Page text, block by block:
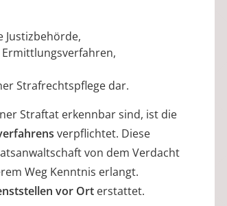
Justizbehörde,
Strafrechtspflege dar.
Straftat erkennbar sind, ist die
verpflichtet. Diese
von dem Verdacht
Weg Kenntnis erlangt.
vor Ort erstattet.